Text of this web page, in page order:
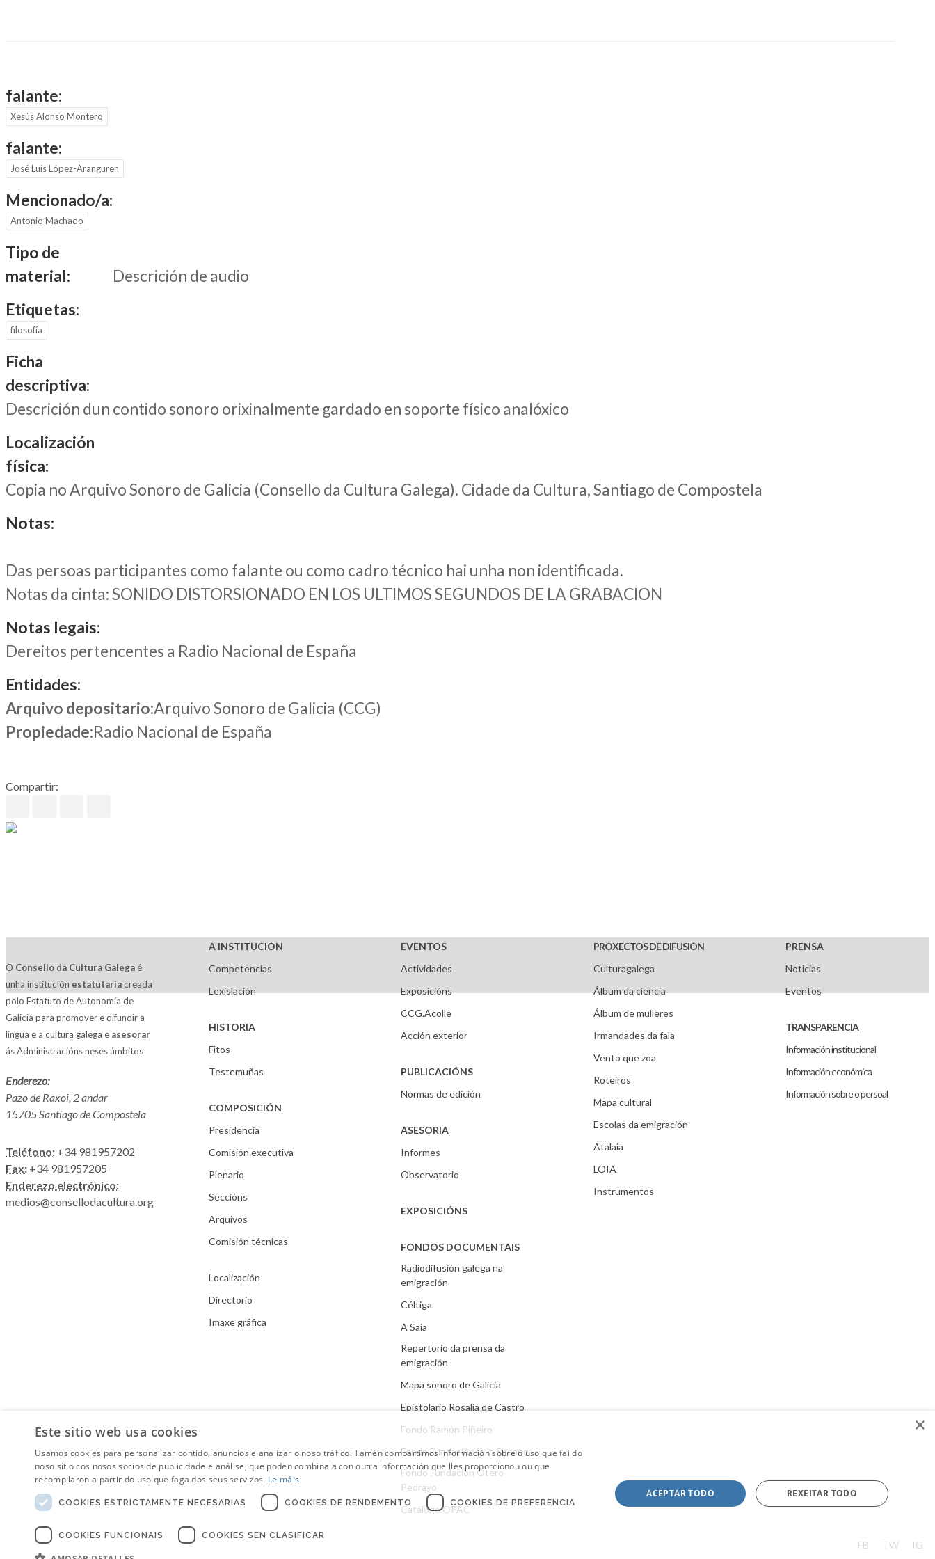
falante:
Xesús Alonso Montero
falante:
José Luís López-Aranguren
Mencionado/a:
Antonio Machado
Tipo de
material:
Descrición de audio
Etiquetas:
filosofía
Ficha
descriptiva:
Descrición dun contido sonoro orixinalmente gardado en soporte físico analóxico
Localización
física:
Copia no Arquivo Sonoro de Galicia (Consello da Cultura Galega). Cidade da Cultura, Santiago de Compostela
Notas:
Das persoas participantes como falante ou como cadro técnico hai unha non identificada.
Notas da cinta: SONIDO DISTORSIONADO EN LOS ULTIMOS SEGUNDOS DE LA GRABACION
Notas legais:
Dereitos pertencentes a Radio Nacional de España
Entidades:
Arquivo depositario:Arquivo Sonoro de Galicia (CCG)
Propiedade:Radio Nacional de España
Compartir:
O Consello da Cultura Galega é
unha institución estatutariacreada
polo Estatuto de Autonomía de
Galicia para promover e difundir a
lingua e a cultura galega e asesorar
ás Administracións neses ámbitos
Enderezo:
Pazo de Raxoi, 2 andar
15705 Santiago de Compostela
Teléfono: +34 981957202
Fax: +34 981957205
Enderezo electrónico:
medios@consellodacultura.org
A INSTITUCIÓN
Competencias
Lexislación
HISTORIA
Fitos
Testemuñas
COMPOSICIÓN
Presidencia
Comisión executiva
Plenario
Seccións
Arquivos
Comisión técnicas
Localización
Directorio
Imaxe gráfica
EVENTOS
Actividades
Exposicións
CCG.Acolle
Acción exterior
PUBLICACIÓNS
Normas de edición
ASESORIA
Informes
Observatorio
EXPOSICIÓNS
FONDOS DOCUMENTAIS
Radiodifusión galega na
emigración
Céltiga
A Saia
Repertorio da prensa da
emigración
Mapa sonoro de Galicia
Epistolario Rosalía de Castro
Fondo Ramón Piñeiro
Fondo Fundación Luís Seoane
Fondo Fundación Otero
Pedrayo
Catálogo.OPAC
PROXECTOS DE DIFUSIÓN
Culturagalega
Álbum da ciencia
Álbum de mulleres
Irmandades da fala
Vento que zoa
Roteiros
Mapa cultural
Escolas da emigración
Atalaia
LOIA
Instrumentos
PRENSA
Noticias
Eventos
TRANSPARENCIA
Información institucional
Información económica
Información sobre o persoal
Aviso Legal FB TW IG
×
Este sitio web usa cookies
Usamos cookies para personalizar contido, anuncios e analizar o noso tráfico. Tamén compartimos información sobre o uso que fai do
noso sitio cos nosos socios de publicidade e análise, que poden combinala con outra información que lles proporcionou ou que
recompilaron a partir do uso que faga dos seus servizos. Le máis
COOKIES ESTRICTAMENTE NECESARIAS COOKIES DE RENDEMENTO COOKIES DE PREFERENCIA
COOKIES FUNCIONAIS COOKIES SEN CLASIFICAR
ACEPTAR TODO REXEITAR TODO